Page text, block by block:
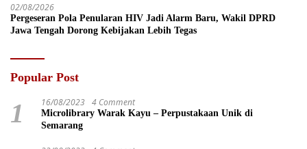
02/08/2026
Pergeseran Pola Penularan HIV Jadi Alarm Baru, Wakil DPRD
Jawa Tengah Dorong Kebijakan Lebih Tegas
Popular Post
1 16/08/2023 4 Comment
Microlibrary Warak Kayu – Perpustakaan Unik di
Semarang